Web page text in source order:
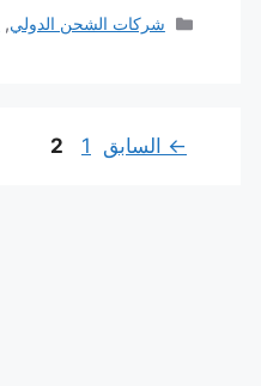
التصنيفات
شركات الشحن الدولي,
← السابق Page
1
Page
2